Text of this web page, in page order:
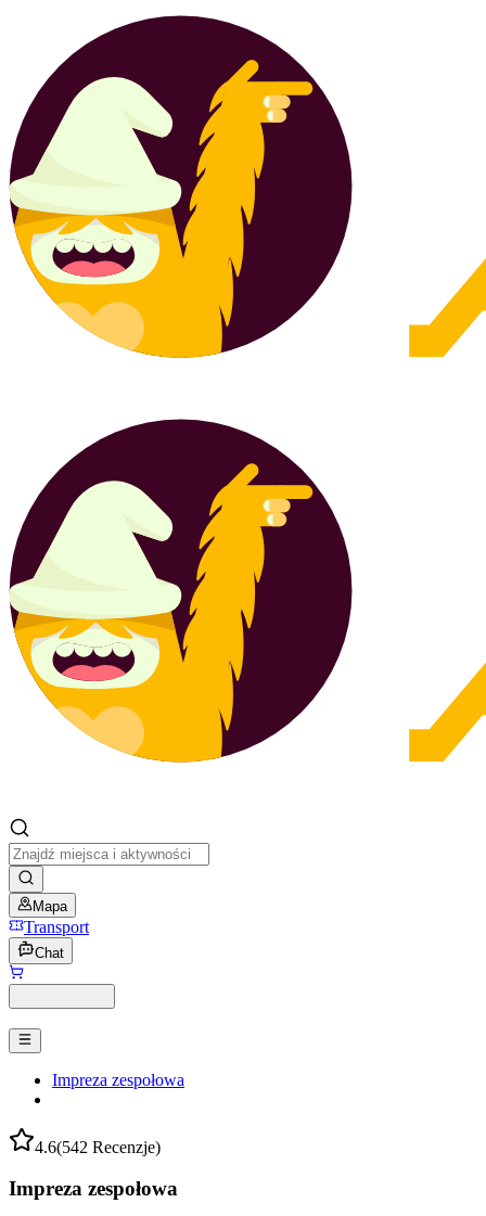
Mapa
Transport
Chat
Impreza zespołowa
4.6(542 Recenzje)
Impreza zespołowa